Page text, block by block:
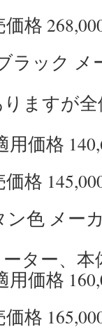
格
ラック
ますが
価格
格
ン色 メー
ター、
価格
格